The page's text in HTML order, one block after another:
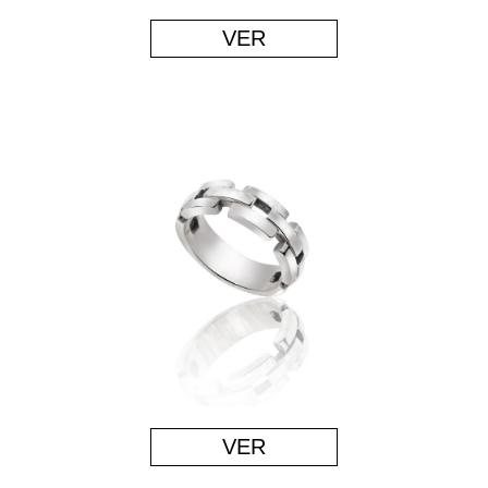
VER
VER